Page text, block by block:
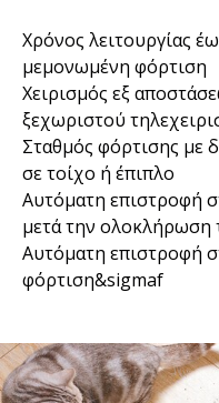
Χρόνος λειτουργίας
μεμονωμένη φόρτιση
Χειρισμός εξ
ξεχωριστού
Σταθμός φόρτισης με
σε τοίχο ή έπιπλο
Αυτόματη επιστροφή
μετά την ολοκλήρωση
Αυτόματη επιστροφή
φόρτιση&sigmaf